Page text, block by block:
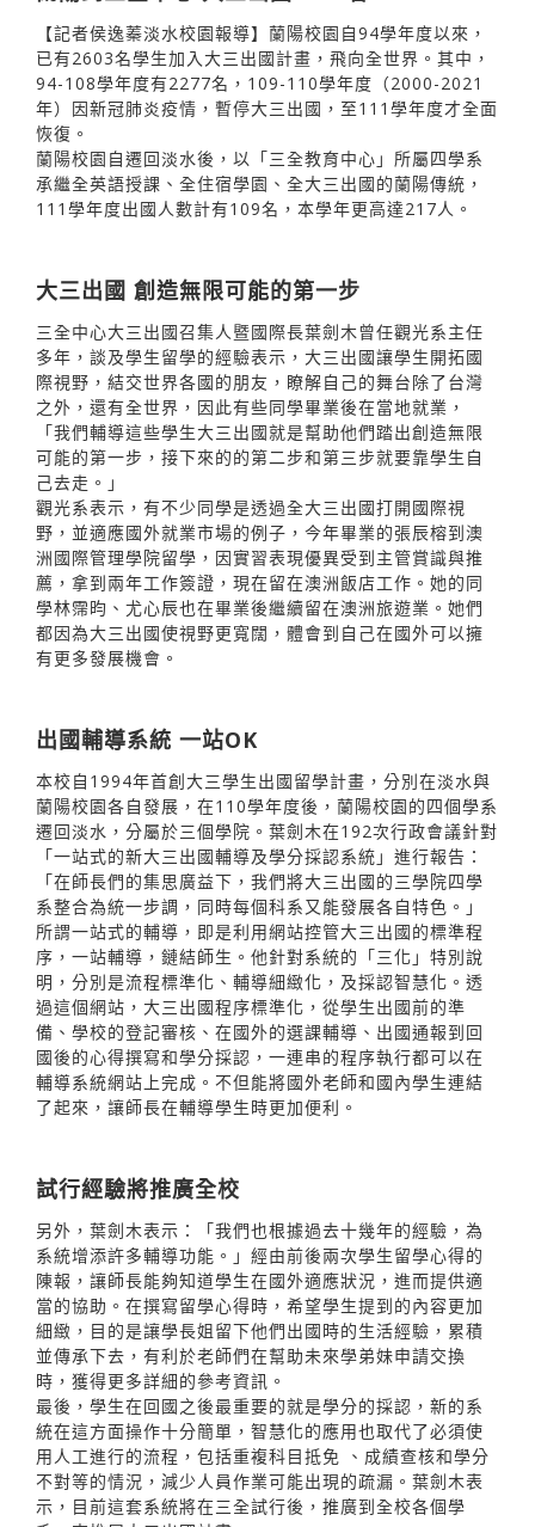
【記者侯逸蓁淡水校園報導】蘭陽校園自94學年度以來，
已有2603名學生加入大三出國計畫，飛向全世界。其中，
94-108學年度有2277名，109-110學年度（2000-2021
年）因新冠肺炎疫情，暫停大三出國，至111學年度才全面
恢復。
蘭陽校園自遷回淡水後，以「三全教育中心」所屬四學系
承繼全英語授課、全住宿學園、全大三出國的蘭陽傳統，
111學年度出國人數計有109名，本學年更高達217人。
大三出國 創造無限可能的第一步
三全中心大三出國召集人暨國際長葉劍木曾任觀光系主任
多年，談及學生留學的經驗表示，大三出國讓學生開拓國
際視野，結交世界各國的朋友，瞭解自己的舞台除了台灣
之外，還有全世界，因此有些同學畢業後在當地就業，
「我們輔導這些學生大三出國就是幫助他們踏出創造無限
可能的第一步，接下來的的第二步和第三步就要靠學生自
己去走。」
觀光系表示，有不少同學是透過全大三出國打開國際視
野，並適應國外就業市場的例子，今年畢業的張辰榕到澳
洲國際管理學院留學，因實習表現優異受到主管賞識與推
薦，拿到兩年工作簽證，現在留在澳洲飯店工作。她的同
學林霈昀、尤心辰也在畢業後繼續留在澳洲旅遊業。她們
都因為大三出國使視野更寬闊，體會到自己在國外可以擁
有更多發展機會。
出國輔導系統 一站OK
本校自1994年首創大三學生出國留學計畫，分別在淡水與
蘭陽校園各自發展，在110學年度後，蘭陽校園的四個學系
遷回淡水，分屬於三個學院。葉劍木在192次行政會議針對
「一站式的新大三出國輔導及學分採認系統」進行報告：
「在師長們的集思廣益下，我們將大三出國的三學院四學
系整合為統一步調，同時每個科系又能發展各自特色。」
所謂一站式的輔導，即是利用網站控管大三出國的標準程
序，一站輔導，鏈結師生。他針對系統的「三化」特別說
明，分別是流程標準化、輔導細緻化，及採認智慧化。透
過這個網站，大三出國程序標準化，從學生出國前的準
備、學校的登記審核、在國外的選課輔導、出國通報到回
國後的心得撰寫和學分採認，一連串的程序執行都可以在
輔導系統網站上完成。不但能將國外老師和國內學生連結
了起來，讓師長在輔導學生時更加便利。
試行經驗將推廣全校
另外，葉劍木表示：「我們也根據過去十幾年的經驗，為
系統增添許多輔導功能。」經由前後兩次學生留學心得的
陳報，讓師長能夠知道學生在國外適應狀況，進而提供適
當的協助。在撰寫留學心得時，希望學生提到的內容更加
細緻，目的是讓學長姐留下他們出國時的生活經驗，累積
並傳承下去，有利於老師們在幫助未來學弟妹申請交換
時，獲得更多詳細的參考資訊。
最後，學生在回國之後最重要的就是學分的採認，新的系
統在這方面操作十分簡單，智慧化的應用也取代了必須使
用人工進行的流程，包括重複科目抵免 、成績查核和學分
不對等的情況，減少人員作業可能出現的疏漏。葉劍木表
示，目前這套系統將在三全試行後，推廣到全校各個學